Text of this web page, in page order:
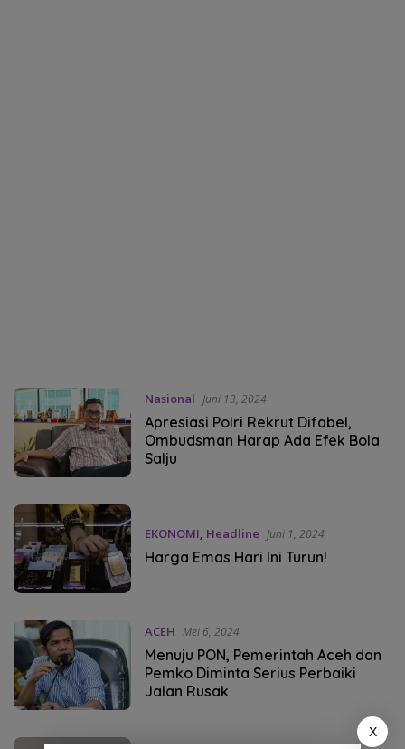
Nasional Juni 13, 2024
Apresiasi Polri Rekrut Difabel,
Ombudsman Harap Ada Efek Bola
Salju
EKONOMI, Headline Juni 1, 2024
Harga Emas Hari Ini Turun!
ACEH Mei 6, 2024
Menuju PON, Pemerintah Aceh dan
Pemko Diminta Serius Perbaiki
Jalan Rusak
X